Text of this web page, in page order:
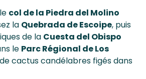
col de la Piedra del Molino
la Quebrada de Escoipe, puis
de la Cuesta del Obispo
le Parc Régional de Los
cactus candélabres figés dans